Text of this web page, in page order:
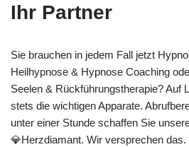
Ihr Partner
Sie brauchen in jedem Fall jetzt
Heilhypnose & Hypnose Coaching
Seelen & Rückführungstherapie? Auf
stets die wichtigen Apparate.
unter einer Stunde schaffen Sie
💎Herzdiamant. Wir versprechen